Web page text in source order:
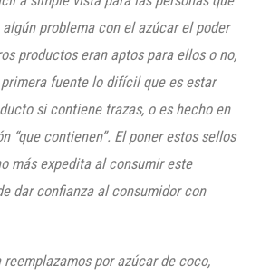
problema con el azúcar el poder
productos eran aptos para ellos o no,
fuente lo difícil que es estar
si contiene trazas, o es hecho en
“que contienen”. El poner estos sellos
más expedita al consumir este
dar confianza al consumidor con
reemplazamos por azúcar de coco,